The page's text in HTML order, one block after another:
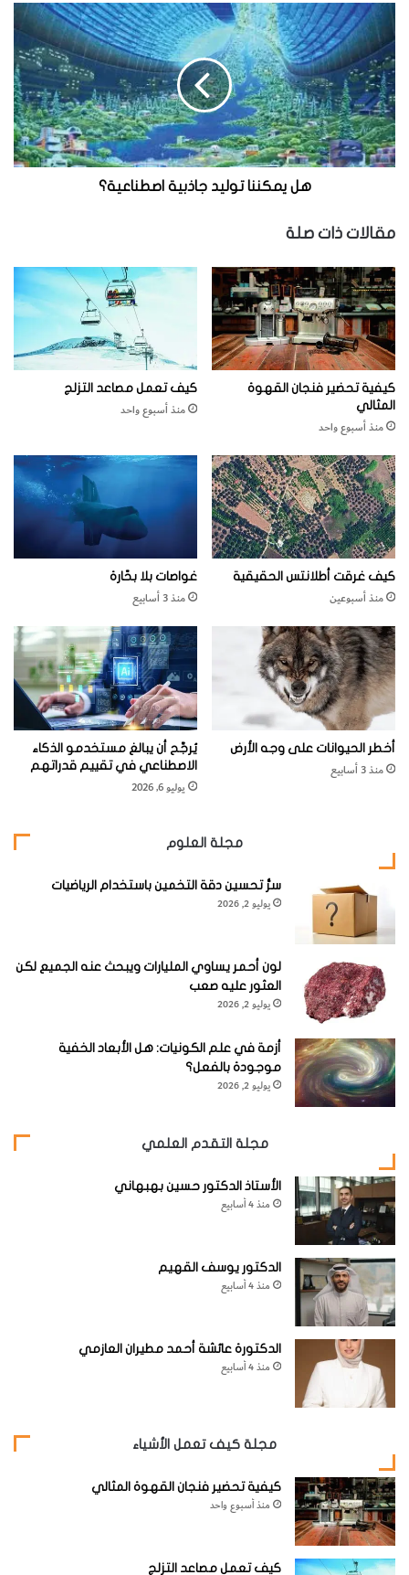
لا ‬تفعل
ملخص
‬بمئات‭ ‬المرات‭ ‬من‭ ‬حبة‭ ‬رمل‭ ‬واحدة. ‬يعني‭ ‬هذا‭ ‬أن‭ ‬
البكتيريا
‬المستعمرة‭‬
‬الصوديوم‭ ‬لتعزيز‭ ‬نمو‭ ‬البكتيريا‭.‬
‬سطحاً‭ ‬صلباً‭ ‬تتجمع‭ ‬عليه‭ ‬الأنواع،‭ ‬مما‭ ‬يسهل‭ ‬رؤيتها‭.‬
هل جربتها بنفسك؟
دعنا نعرف!
‬بالصور‭ ‬أو‭ ‬مقاطع‭ ‬الفيديو‭ ‬على‭ ‬وسائل‭ ‬التواصل‭ ‬الاجتماعي!‭
ه
ل
ي
م
ك
ن
ن
ا
ت
د
ج
ا
ذ
ب
ي
ة
ا
ص
ط
ن
ا
ع
ي
ة
؟
هل يمكننا توليد جاذبية اصطناعية؟
مقالات ذات صلة
كيفية تحضير فنجان القهوة
المثالي
منذ أسبوع واحد
كيف تعمل مصاعد التزلج
منذ أسبوع واحد
كيف غرقت أطلانتس الحقيقية
منذ أسبوعين
غواصات بلا بحّارة
منذ 3 أسابيع
أخطر الحيوانات على وجه الأرض
منذ 3 أسابيع
يُرجَّح أن يبالغ مستخدمو الذكاء
الاصطناعي في تقييم قدراتهم
يوليو 6, 2026
مجلة العلوم
سرُّ تحسين دقة التخمين باستخدام الرياضيات
يوليو 2, 2026
لون أحمر يساوي المليارات ويبحث عنه الجميع لكن
العثور عليه صعب
يوليو 2, 2026
أزمة في علم الكونيات: هل الأبعاد الخفية
موجودة بالفعل؟
يوليو 2, 2026
مجلة التقدم العلمي
الأستاذ الدكتور حسين بهبهاني
منذ 4 أسابيع
الدكتور يوسف القهيم
منذ 4 أسابيع
الدكتورة عائشة أحمد مطيران العازمي
منذ 4 أسابيع
مجلة كيف تعمل الأشياء
كيفية تحضير فنجان القهوة المثالي
منذ أسبوع واحد
كيف تعمل مصاعد التزلج